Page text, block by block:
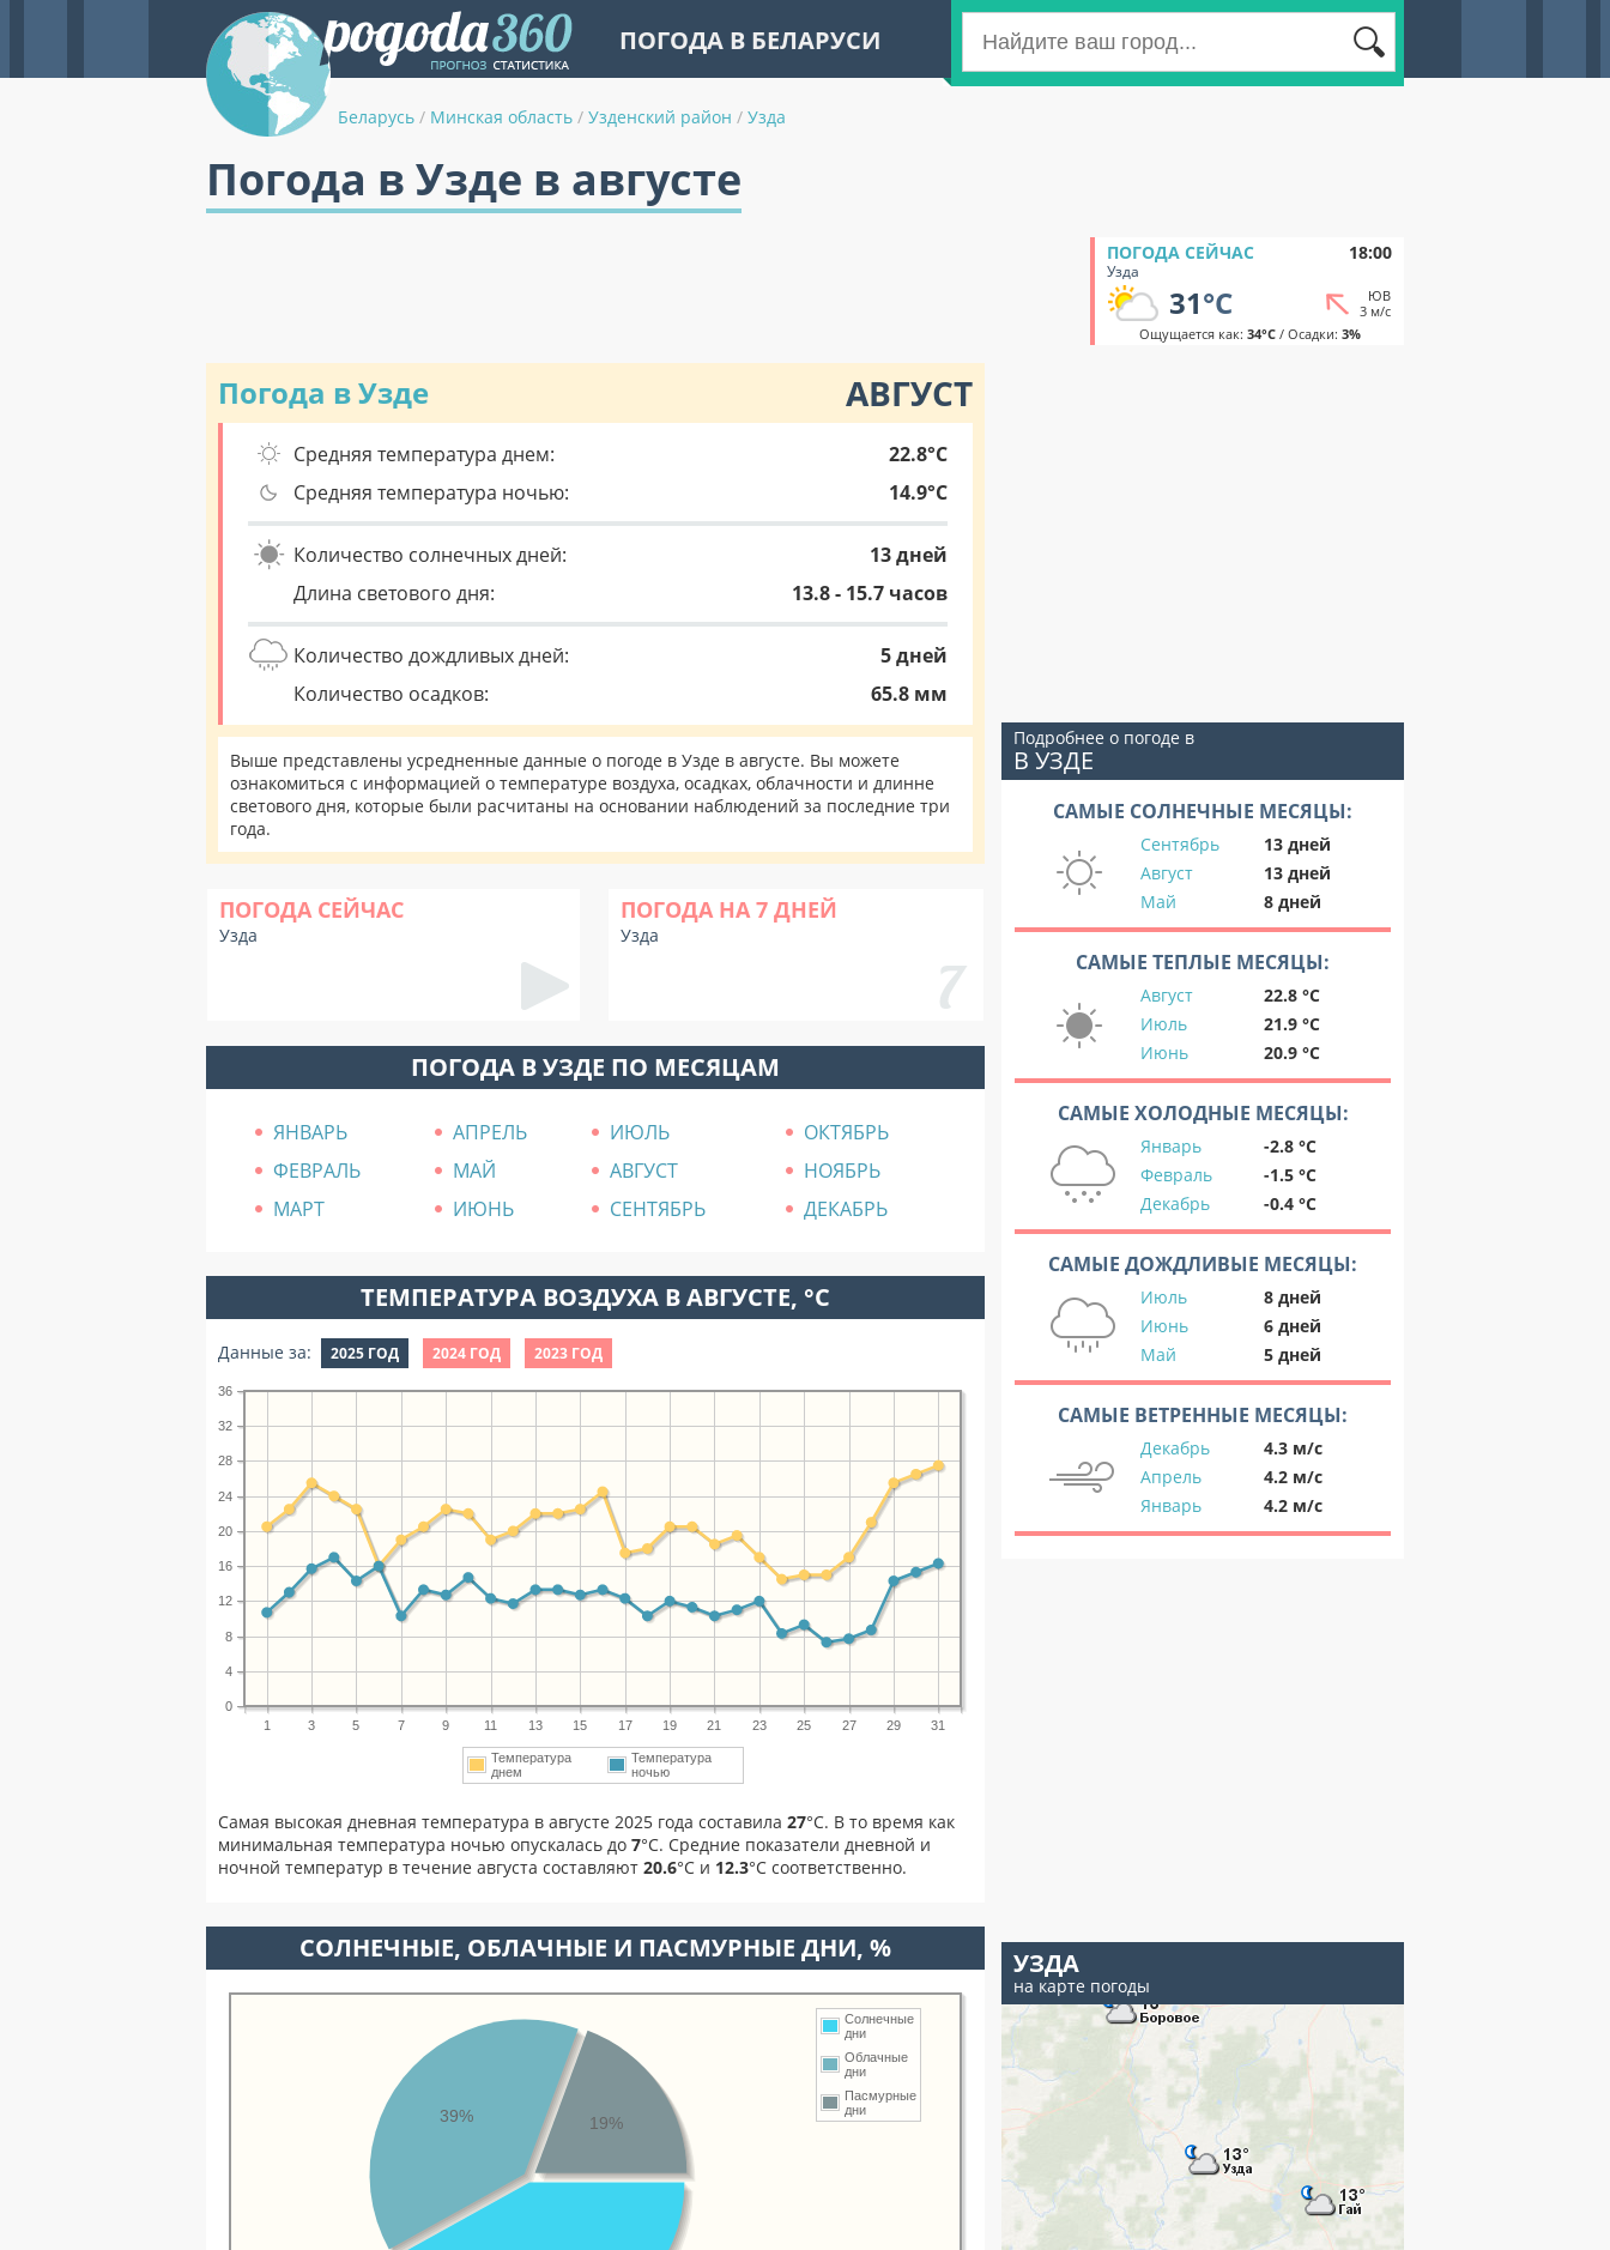
ПОГОДА В БЕЛАРУСИ
Беларусь / Минская область / Узденский район / Узда
Погода в Узде в августе
ПОГОДА СЕЙЧАС 18:00
Узда
31°C
ЮВ
3 м/с
Ощущается как: 34°C/ Осадки: 3%
Погода в Узде АВГУСТ
Средняя температура днем:
22.8°C
Средняя температура ночью:
14.9°C
Количество солнечных дней:
13 дней
Длина светового дня:
13.8 - 15.7 часов
Количество дождливых дней:
5 дней
Количество осадков:
65.8 мм
Выше представлены усредненные данные о погоде в Узде в августе. Вы можете
ознакомиться с информацией о температуре воздуха, осадках, облачности и длинне
светового дня, которые были расчитаны на основании наблюдений за последние три
года.
ПОГОДА СЕЙЧАС
Узда
ПОГОДА НА 7 ДНЕЙ
Узда
ПОГОДА В УЗДЕ ПО МЕСЯЦАМ
ЯНВАРЬ АПРЕЛЬ ИЮЛЬ
ОКТЯБРЬ
ФЕВРАЛЬ
МАЙ АВГУСТ
НОЯБРЬ
МАРТ
ИЮНЬ СЕНТЯБРЬ ДЕКАБРЬ
ТЕМПЕРАТУРА ВОЗДУХА В АВГУСТЕ, °C
Данные за: 2025 ГОД 2024 ГОД 2023 ГОД
1 3 5 7 9 11 13 15 17 19 21 23 25 27 29 31
0
4
8
12
16
20
24
28
32
36
Температура
днем
Температура
ночью
Самая высокая дневная температура в августе 2025 года составила 27°С. В то время как
минимальная температура ночью опускалась до 7°C. Средние показатели дневной и
ночной температур в течение августа составляют 20.6°С и 12.3°С соответственно.
CОЛНЕЧНЫЕ, ОБЛАЧНЫЕ И ПАСМУРНЫЕ ДНИ, %
Солнечные
дни
Облачные
дни
Пасмурные
дни
39% 19%
Подробнее о погоде в
В УЗДЕ
САМЫЕ СОЛНЕЧНЫЕ МЕСЯЦЫ:
Сентябрь
13 дней
Август
13 дней
Май
8 дней
САМЫЕ ТЕПЛЫЕ МЕСЯЦЫ:
Август
22.8 °C
Июль
21.9 °C
Июнь
20.9 °C
САМЫЕ ХОЛОДНЫЕ МЕСЯЦЫ:
Январь
-2.8 °C
Февраль
-1.5 °C
Декабрь
-0.4 °C
САМЫЕ ДОЖДЛИВЫЕ МЕСЯЦЫ:
Июль
8 дней
Июнь
6 дней
Май
5 дней
САМЫЕ ВЕТРЕННЫЕ МЕСЯЦЫ:
Декабрь
4.3 м/с
Апрель
4.2 м/с
Январь
4.2 м/с
УЗДА
на карте погоды